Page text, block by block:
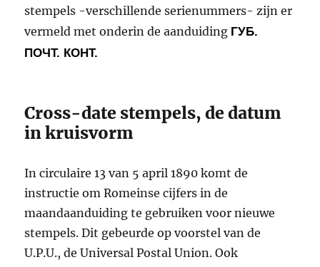
stempels -verschillende serienummers- zijn er
vermeld met onderin de aanduiding ГУБ.
ПОЧТ. КОНТ.
Cross-date stempels, de datum
in kruisvorm
In circulaire 13 van 5 april 1890 komt de
instructie om Romeinse cijfers in de
maandaanduiding te gebruiken voor nieuwe
stempels. Dit gebeurde op voorstel van de
U.P.U., de Universal Postal Union. Ook